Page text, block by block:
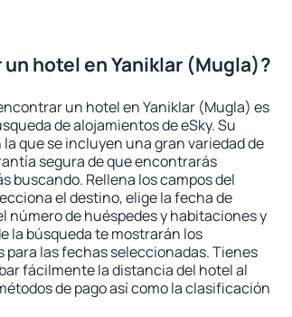
hotel en Yaniklar (Mugla)?
un hotel en Yaniklar (Mugla) es
de alojamientos de eSky. Su
que se incluyen una gran variedad de
segura de que encontrarás
buscando. Rellena los campos del
el destino, elige la fecha de
número de huéspedes y habitaciones y
la búsqueda te mostrarán los
las fechas seleccionadas. Tienes
fácilmente la distancia del hotel al
de pago así como la clasificación